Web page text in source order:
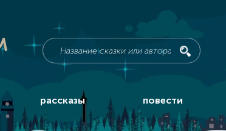
рассказы повести